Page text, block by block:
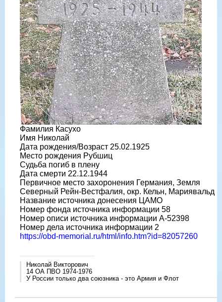
Фамилия Касухо
Имя Николай
Дата рождения/Возраст 25.02.1925
Место рождения Рубшиц
Судьба погиб в плену
Дата смерти 22.12.1944
Первичное место захоронения Германия, Земля
Северный Рейн-Вестфалия, окр. Кельн, Мариявальд
Название источника донесения ЦАМО
Номер фонда источника информации 58
Номер описи источника информации A-52398
Номер дела источника информации 2
https://obd-memorial.ru/html/info.htm?id=82057260
Николай Викторович
14 ОА ПВО 1974-1976
У России только два союзника - это Армия и Флот